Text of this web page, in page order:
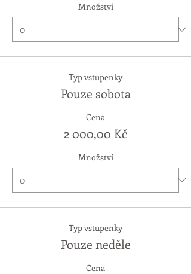
Množství
Typ vstupenky
Pouze sobota
Cena
2 000,00 Kč
Množství
Typ vstupenky
Pouze neděle
Cena